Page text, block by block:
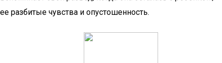
ее разбитые чувства и опустошенность.